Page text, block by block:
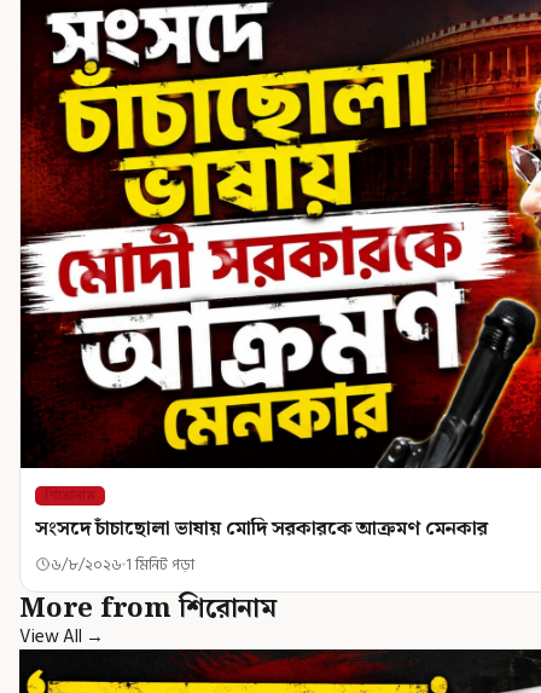
শিরোনাম
সংসদে চাঁচাছোলা ভাষায় মোদি সরকারকে আক্রমণ মেনকার
৬/৮/২০২৬ 1 মিনিট পড়া
More from শিরোনাম
View All →